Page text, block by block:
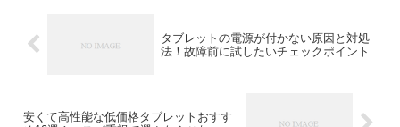
タブレットの電源が付かない原因と対処
法！故障前に試したいチェックポイント
安くて高性能な低価格タブレットおすす